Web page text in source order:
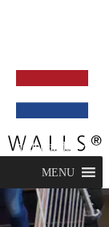
nederlands
MENU